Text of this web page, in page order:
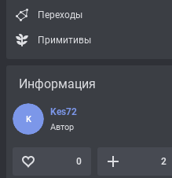
Переходы
Примитивы
Информация
K
Kes72
Автор
0 2